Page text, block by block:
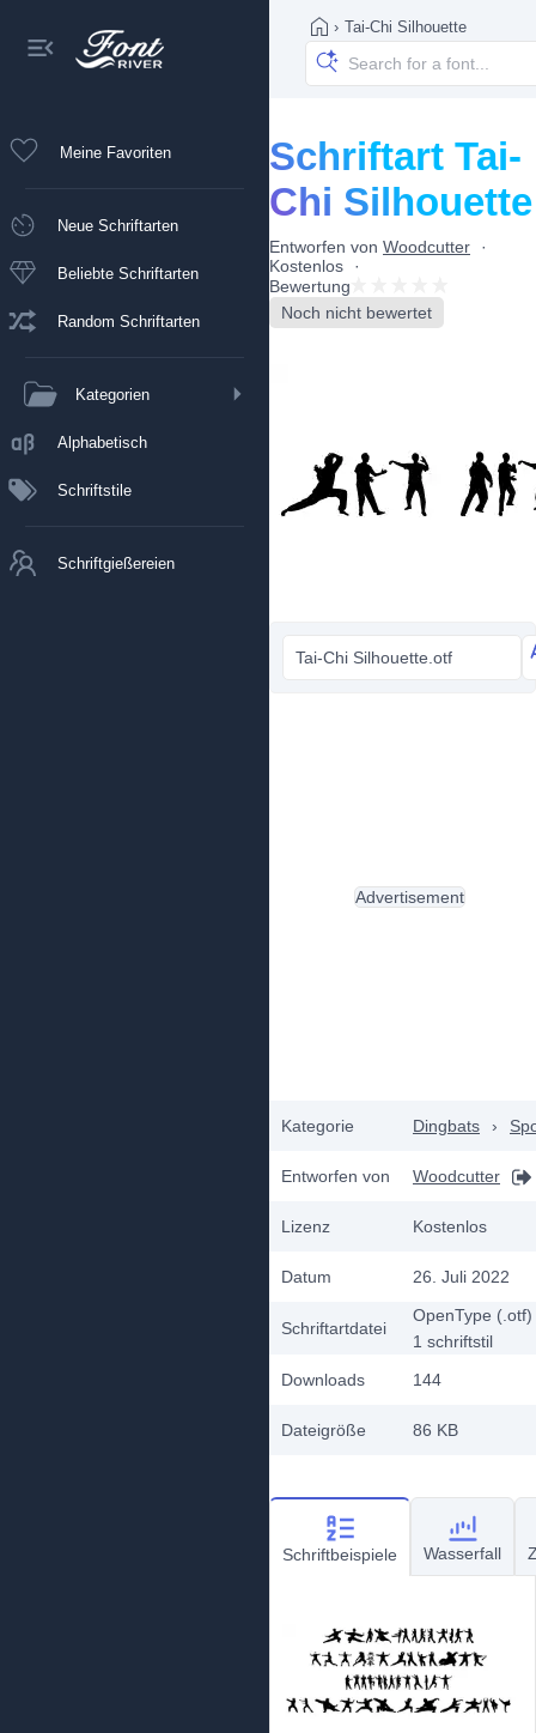
Meine Favoriten
Neue Schriftarten
Beliebte Schriftarten
Random Schriftarten
Kategorien
Alphabetisch
Schriftstile
Schriftgießereien
› Tai-Chi Silhouette
Schriftart Tai-
Chi Silhouette
Entworfen von Woodcutter
Kostenlos
Bewertung
Noch nicht bewertet
Tai-Chi Silhouette.otf
Kategorie Dingbats ›
Entworfen von Woodcutter
Lizenz Kostenlos
Datum 26. Juli 2022
Schriftartdatei
OpenType (.otf)
1 schriftstil
Downloads
144
Dateigröße 86 KB
Advertisement
Schriftbeispiele Wasserfall